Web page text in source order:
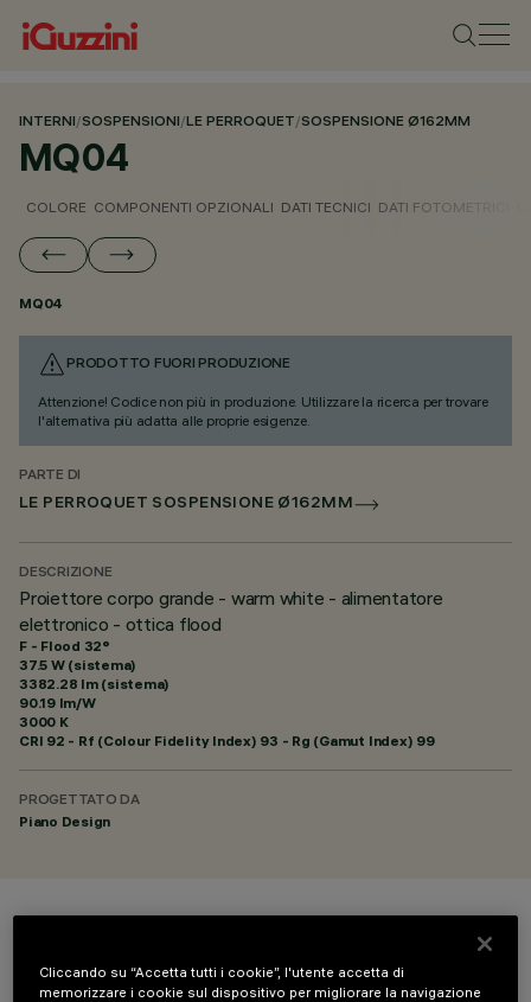
INTERNI/SOSPENSIONI/LE PERROQUET/SOSPENSIONE Ø162MM
MQ04
COLORE COMPONENTI OPZIONALI DATI TECNICI DATI FOTOMETRICI
MQ04
PRODOTTO FUORI PRODUZIONE
Attenzione! Codice non più in produzione. Utilizzare la ricerca per trovare
l'alternativa più adatta alle proprie esigenze.
PARTE DI
LE PERROQUET SOSPENSIONE Ø162MM
DESCRIZIONE
Proiettore corpo grande - warm white - alimentatore
elettronico - ottica flood
F - Flood 32°
37.5 W (sistema)
3382.28 lm (sistema)
90.19 lm/W
3000 K
CRI 92 - Rf (Colour Fidelity Index) 93 - Rg (Gamut Index) 99
PROGETTATO DA
Piano Design
Cliccando su “Accetta tutti i cookie”, l'utente accetta di
memorizzare i cookie sul dispositivo per migliorare la navigazione